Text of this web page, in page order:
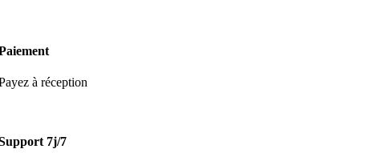
à réception
7j/7